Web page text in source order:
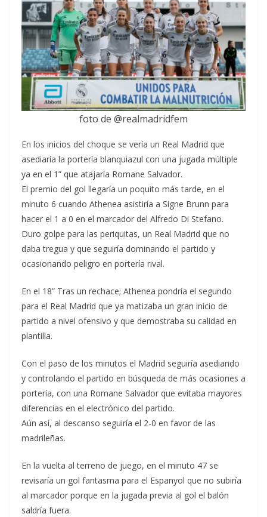
foto de @realmadridfem
En los inicios del choque se vería un Real Madrid que
asediaría la portería blanquiazul con una jugada múltiple
ya en el 1” que atajaría Romane Salvador.
El premio del gol llegaría un poquito más tarde, en el
minuto 6 cuando Athenea asistiría a Signe Brunn para
hacer el 1 a 0 en el marcador del Alfredo Di Stefano.
Duro golpe para las periquitas, un Real Madrid que no
daba tregua y que seguiría dominando el partido y
ocasionando peligro en portería rival.
En el 18” Tras un rechace; Athenea pondría el segundo
para el Real Madrid que ya matizaba un gran inicio de
partido a nivel ofensivo y que demostraba su calidad en
plantilla.
Con el paso de los minutos el Madrid seguiría asediando
y controlando el partido en búsqueda de más ocasiones a
portería, con una Romane Salvador que evitaba mayores
diferencias en el electrónico del partido.
Aún así, al descanso seguiría el 2-0 en favor de las
madrileñas.
En la vuelta al terreno de juego, en el minuto 47 se
revisaría un gol fantasma para el Espanyol que no subiría
al marcador porque en la jugada previa al gol el balón
saldría fuera.